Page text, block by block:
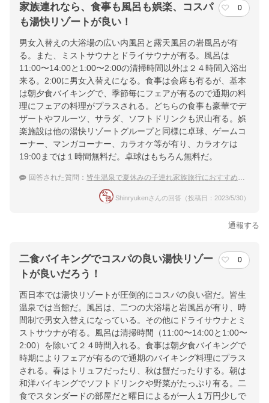
家族連れなら、食事も風呂も娯楽、コスパ
も湯快リゾートが良い！
0
男女入替えの大浴場の広い内風呂と露天風呂の岩風呂が有
る。また、ミストサウナとドライサウナが有る。風呂は
11:00〜14:00と1:00〜2:00の清掃時間以外は２４時間入浴出
来る。2:00に男女入替えになる。食事は会席も有るが、基本
は朝夕食バイキングで、季節毎にフェアが有るので通期の料
理にフェアの料理がプラスされる。どちらの食事も豪華でデ
ザートやフルーツ、サラダ、ソフトドリンクも沢山有る。娯
楽施設は他の湯快リゾートグループと同様に卓球、ゲームコ
ーナー、マンガコーナー、カラオケ等が有り、カラオケは
19:00までは１時間無料だ。卓球はもちろん無料だ。
回答された質問： 皆生温泉で夏休みの子連れ家族旅行におすすめの温泉宿は？
Shinryukenさんの回答（投稿日：2023/5/30）
通報する
二食バイキングでコスパの良い湯快リゾー
トが良いだろう！
0
西日本では湯快リゾートが圧倒的にコスパの良い宿だ。皆生
温泉では当館だ。風呂は、二つの大浴場と岩風呂が有り、時
間制で男女入替えになっている。その他にドライサウナとミ
ストサウナが有る。風呂は清掃時間（11:00〜14:00と1:00〜
2:00）を除いて２４時間入れる。食事は朝夕食バイキングで
時期によりフェアが有るので通期のバイキング料理にプラス
される。春はトリュフだったり、秋は蟹だったりする。朝は
和洋バイキングでソフトドリンクや野菜がたっぷり有る。二
食でスタンダードの部屋だと曜日によるが一人１万円少しで